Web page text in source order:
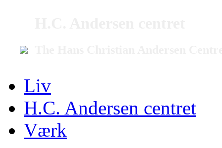
Liv
H.C. Andersen centret
Værk